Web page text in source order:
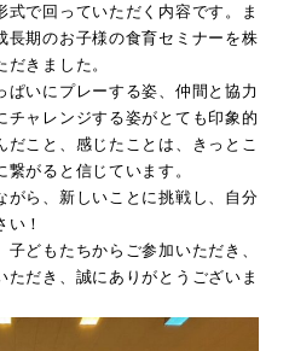
式で回っていただく内容です。ま
長期のお子様の食育セミナーを株
きました。
ぱいにプレーする姿、仲間と協力
チャレンジする姿がとても印象的
こと、感じたことは、きっとこ
がると信じています。
がら、新しいことに挑戦し、自分
！
どもたちからご参加いただき、
ただき、誠にありがとうございま